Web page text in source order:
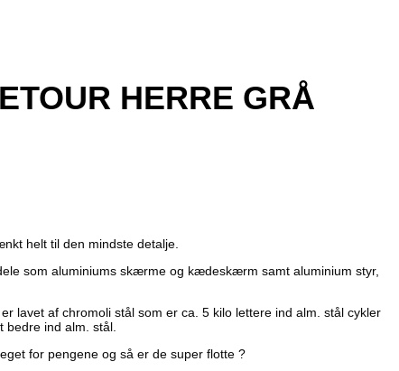
HERRE GRÅ
helt til den mindste detalje.
som aluminiums skærme og kædeskærm samt aluminium styr,
lavet af chromoli stål som er ca. 5 kilo lettere ind alm. stål cykler
bedre ind alm. stål.
for pengene og så er de super flotte ?